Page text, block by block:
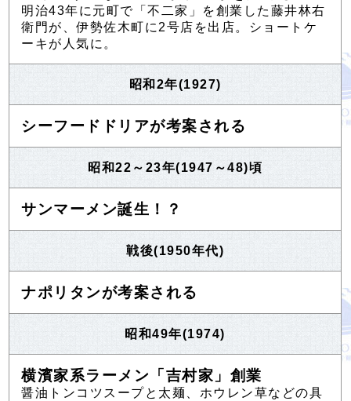
明治43年に元町で「不二家」を創業した藤井林右
衛門が、伊勢佐木町に2号店を出店。ショートケ
ーキが人気に。
昭和2年(1927)
シーフードドリアが考案される
昭和22～23年(1947～48)頃
サンマーメン誕生！？
戦後(1950年代)
ナポリタンが考案される
昭和49年(1974)
横濱家系ラーメン「吉村家」創業
醤油トンコツスープと太麺、ホウレン草などの具